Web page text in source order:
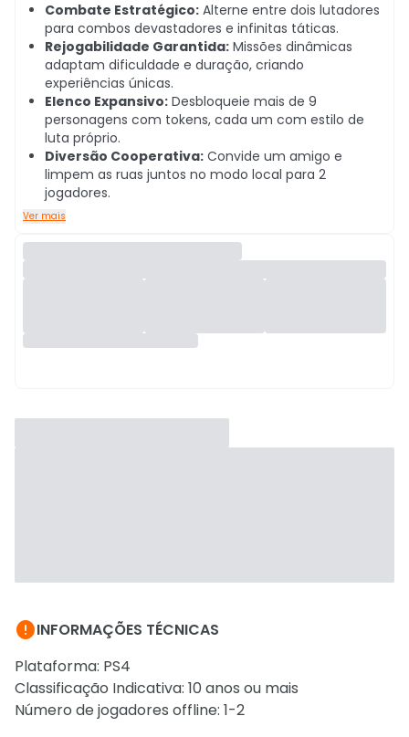
Combate Estratégico: Alterne entre dois lutadores
para combos devastadores e infinitas táticas.
Rejogabilidade Garantida: Missões dinâmicas
adaptam dificuldade e duração, criando
experiências únicas.
Elenco Expansivo: Desbloqueie mais de 9
personagens com tokens, cada um com estilo de
luta próprio.
Diversão Cooperativa: Convide um amigo e
limpem as ruas juntos no modo local para 2
jogadores.
Ver mais
INFORMAÇÕES TÉCNICAS
Plataforma: PS4
Classificação Indicativa: 10 anos ou mais
Número de jogadores offline: 1-2